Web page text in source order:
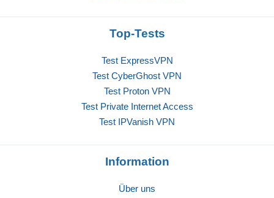
Top-Tests
Test ExpressVPN
Test CyberGhost VPN
Test Proton VPN
Test Private Internet Access
Test IPVanish VPN
Information
Über uns